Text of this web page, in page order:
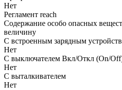
Нет
Регламент reach
Содержание особо опасных
величину
С встроенным зарядным
Нет
С выключателем Вкл/Откл (On/
Нет
С выталкивателем
Нет